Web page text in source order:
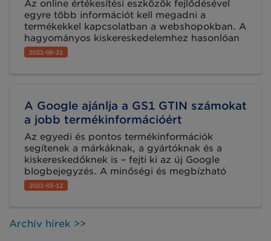
Az online értékesítési eszközök fejlődésével
egyre több információt kell megadni a
termékekkel kapcsolatban a webshopokban. A
hagyományos kiskereskedelemhez hasonlóan
az értékesíthető termékek leírása rendkívül
fontos a fogyasztó vásárlói döntéséhez. A
történő értékesítését.
2021-06-21
A Google ajánlja a GS1 GTIN számokat
a jobb termékinformációért
Az egyedi és pontos termékinformációk
segítenek a márkáknak, a gyártóknak és a
kiskereskedőknek is – fejti ki az új Google
blogbejegyzés. A minőségi és megbízható
termékadatok elengedhetetlenek a termékek
online vagy offline azonosításához.
2021-03-12
Archív hírek >>